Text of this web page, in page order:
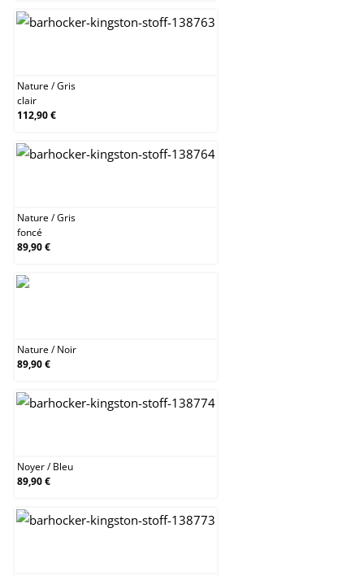
Nature/Gris
clair
112,90 €
Nature/Gris
foncé
89,90 €
Nature/Noir
89,90 €
Noyer/Bleu
89,90 €